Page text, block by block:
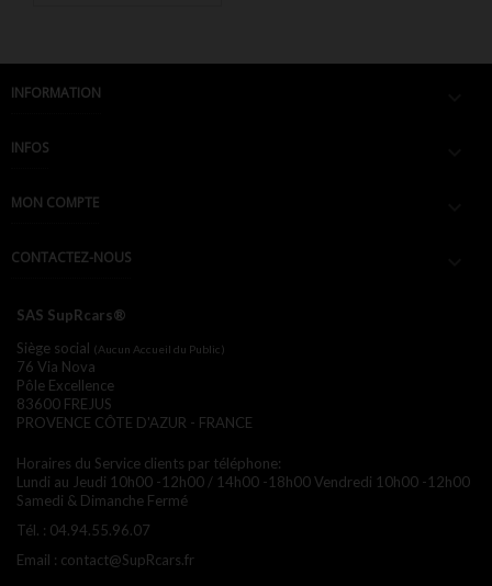
INFORMATION
INFOS
MON COMPTE
CONTACTEZ-NOUS
SAS SupRcars®
Siège social (Aucun Accueil du Public)
76 Via Nova
Pôle Excellence
83600 FREJUS
PROVENCE CÔTE D'AZUR - FRANCE
Horaires du Service clients par téléphone:
Lundi au Jeudi 10h00 -12h00 / 14h00 -18h00Vendredi 10h00 -12h00
Samedi & Dimanche Fermé
Tél. : 04.94.55.96.07
Email : contact@SupRcars.fr